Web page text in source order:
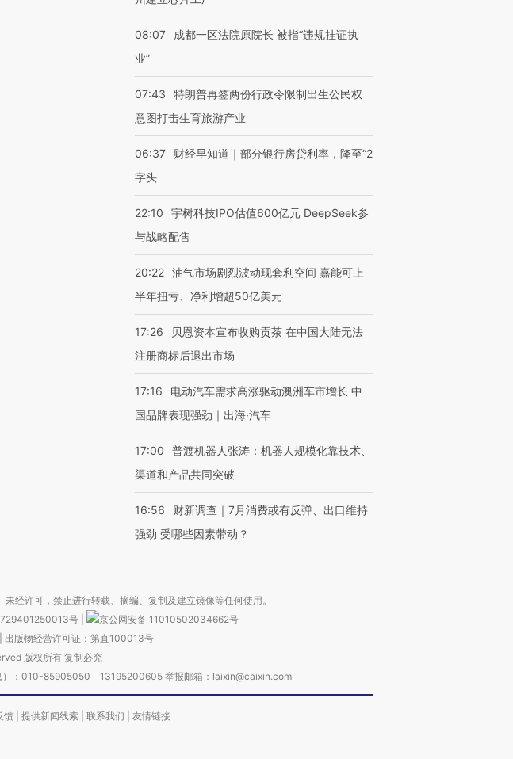
08:07
成都一区法院原院长 被指“违规挂证执
业”
07:43
特朗普再签两份行政令限制出生公民权
意图打击生育旅游产业
06:37
财经早知道｜部分银行房贷利率，降至“2
字头
22:10
宇树科技IPO估值600亿元 DeepSeek参
与战略配售
20:22 油气市场剧烈波动现套利空间 嘉能可上
半年扭亏、净利增超50亿美元
17:26
贝恩资本宣布收购贡茶 在中国大陆无法
注册商标后退出市场
17:16
电动汽车需求高涨驱动澳洲车市增长 中
国品牌表现强劲｜出海·汽车
17:00
普渡机器人张涛：机器人规模化靠技术、
渠道和产品共同突破
16:56
财新调查｜7月消费或有反弹、出口维持
强劲 受哪些因素带动？
经许可，禁止进行转载、摘编、复制及建立镜像等任何使用。
号
京公网安备 11010502034662号
出版物经营许可证：第直100013号
版权所有 复制必究
）：010-85905050 13195200605 举报邮箱：laixin@caixin.com
馈 提供新闻线索 联系我们 友情链接